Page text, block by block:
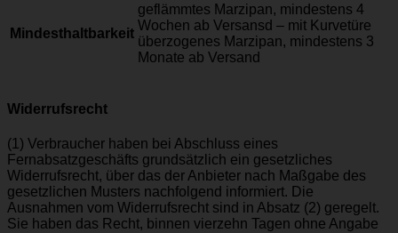
Mindesthaltbarkeit
geflämmtes Marzipan, mindestens 4
Wochen ab Versansd – mit Kurvetüre
überzogenes Marzipan, mindestens 3
Monate ab Versand
Widerrufsrecht
(1) Verbraucher haben bei Abschluss eines
Fernabsatzgeschäfts grundsätzlich ein gesetzliches
Widerrufsrecht, über das der Anbieter nach Maßgabe des
gesetzlichen Musters nachfolgend informiert. Die
Ausnahmen vom Widerrufsrecht sind in Absatz (2) geregelt.
Sie haben das Recht, binnen vierzehn Tagen ohne Angabe